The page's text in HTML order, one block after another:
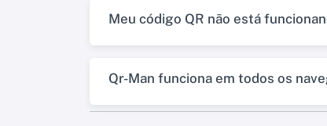
Meu código QR não está
Qr-Man funciona em todos os